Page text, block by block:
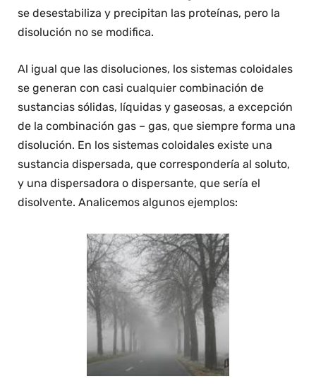
se desestabiliza y precipitan las proteínas, pero la
disolución no se modifica.
Al igual que las disoluciones, los sistemas coloidales
se generan con casi cualquier combinación de
sustancias sólidas, líquidas y gaseosas, a excepción
de la combinación gas – gas, que siempre forma una
disolución. En los sistemas coloidales existe una
sustancia dispersada, que correspondería al soluto,
y una dispersadora o dispersante, que sería el
disolvente. Analicemos algunos ejemplos: